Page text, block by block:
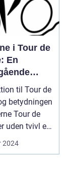
i Tour de
En
af
mest
til Tour de
betydningen
de
uden tvivl et
2024